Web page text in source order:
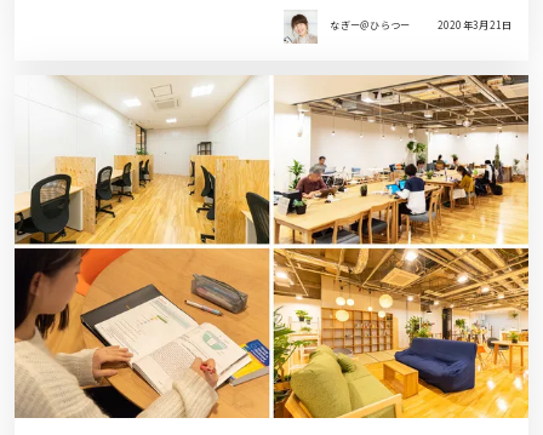
なぎー＠ひらつー 2020年3月21日